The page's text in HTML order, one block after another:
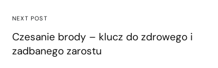
NEXT POST
Czesanie brody – klucz do zdrowego i
zadbanego zarostu